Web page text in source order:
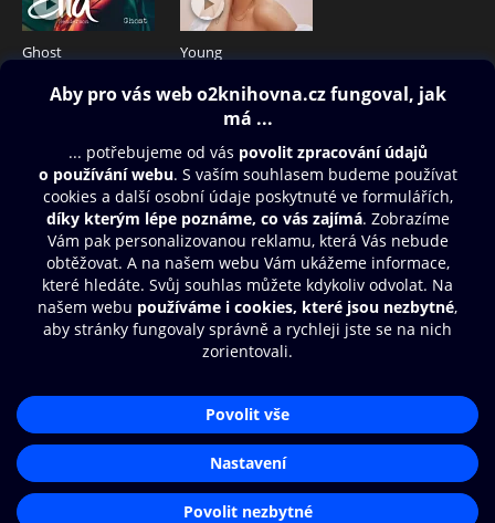
Ghost
25 Kč
Young
Obsah ke stažení
Moje O2 Knihovna
Další zábava
© O2 Czech Republic a.s.
Přístupnost
Zásady zpracování osobních údajů
Nastavení cookies
Aplikace O2 Knihovna
Čti a poslouchej své e-knihy a
audioknihy rychleji a pohodlněji.